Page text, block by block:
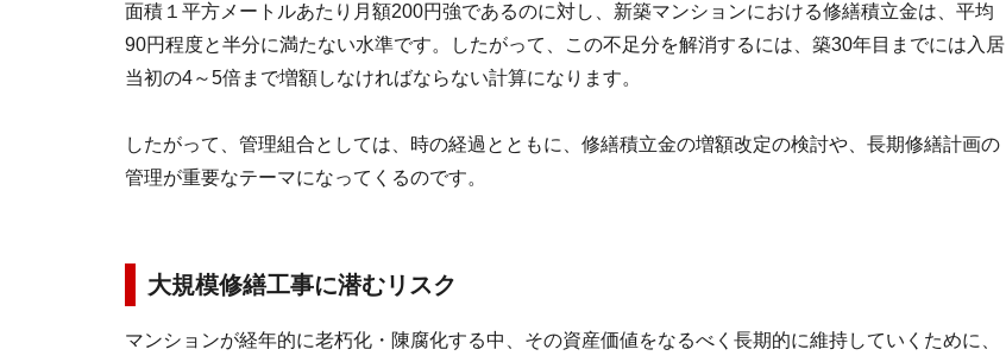
面積１平方メートルあたり月額200円強であるのに対し、新築マンションにおける修繕積立金は、平均
90円程度と半分に満たない水準です。したがって、この不足分を解消するには、築30年目までには入居
当初の4～5倍まで増額しなければならない計算になります。
したがって、管理組合としては、時の経過とともに、修繕積立金の増額改定の検討や、長期修繕計画の
管理が重要なテーマになってくるのです。
大規模修繕工事に潜むリスク
マンションが経年的に老朽化・陳腐化する中、その資産価値をなるべく長期的に維持していくために、